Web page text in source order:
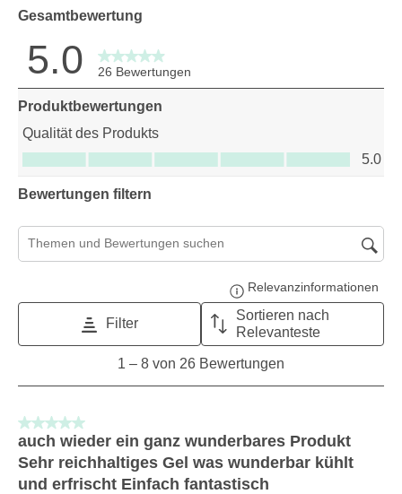
Gesamtbewertung
5.0 26 Bewertungen
Produktbewertungen
Qualität des Produkts
Qualität des Produkts, 5.0 von 5
5.0
Bewertungen filtern
Suchthemen und Bewertungen Suchregion
Relevanzinformationen
Filter
Sortieren nach
Relevanteste
von
26
Bewertungen.
1 – 8 von 26 Bewertungen
5 von 5 Sternen.
auch wieder ein ganz wunderbares Produkt
Sehr reichhaltiges Gel was wunderbar kühlt
und erfrischt Einfach fantastisch